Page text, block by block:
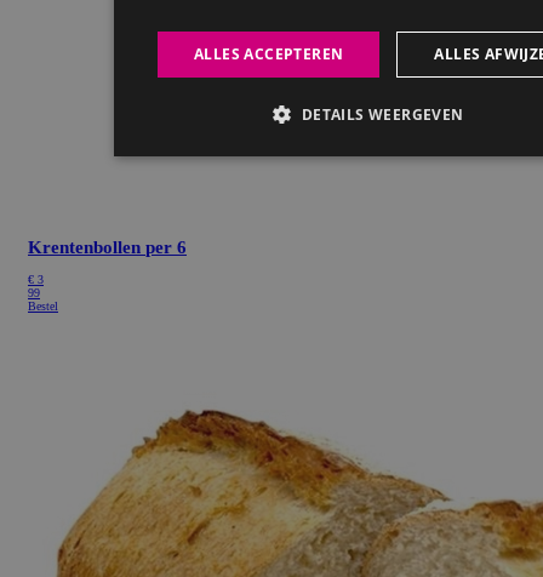
Krentenbollen per 6
€ 3
99
Bestel